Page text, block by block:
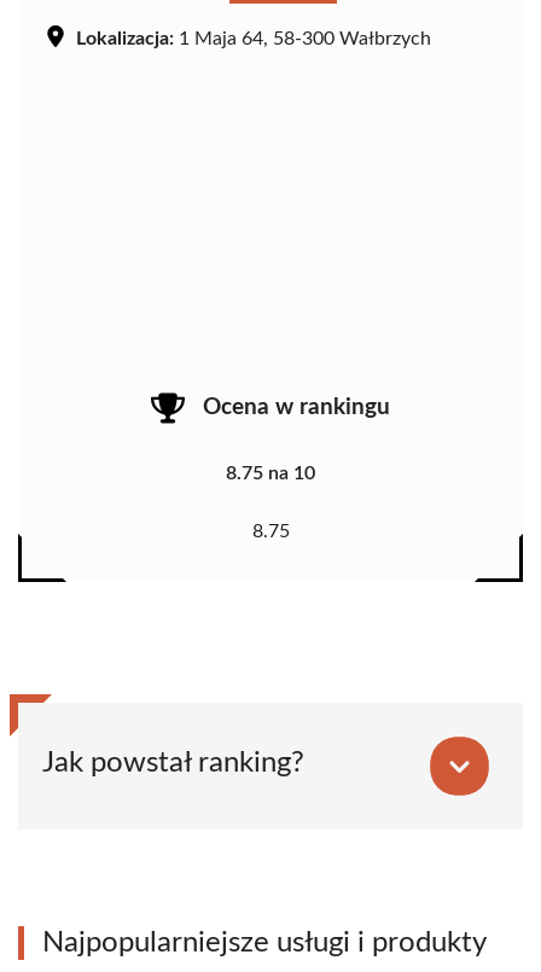
Lokalizacja: 1 Maja 64, 58-300 Wałbrzych
Ocena w rankingu
8.75 na 10
8.75
Jak powstał ranking?
Najpopularniejsze usługi i produkty